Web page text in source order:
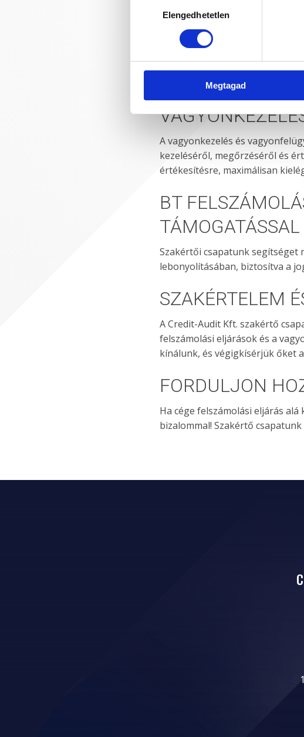
kiválasztásaElengedhetetlen
Megtagad
A vagyonkezelés és
kezeléséről, megőrzéséről és
értékesítésre, maximálisan
BT
TÁMOGATÁSSAL
Szakértői csapatunk segítséget
lebonyolításában, biztosítva a
SZAKÉRTELEM
A Credit-Audit Kft. szakértő
felszámolási eljárások és a
kínálunk, és végigkísérjük őket
FORDULJON
Ha cége felszámolási eljárás
bizalommal! Szakértő